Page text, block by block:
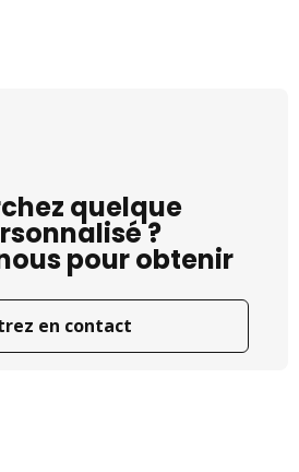
quelque
?
pour obtenir
en contact